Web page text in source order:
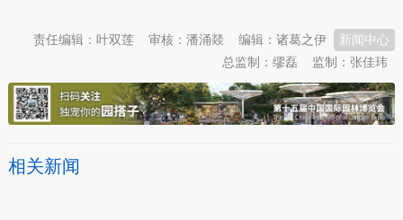
新闻中心
编辑：诸葛之伊
审核：潘涌燚
责任编辑：叶双莲
监制：张佳玮
总监制：缪磊
相关新闻